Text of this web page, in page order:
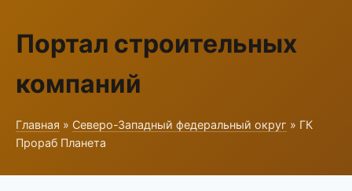
Портал строительных
компаний
Главная » Северо-Западный федеральный округ » ГК
Прораб Планета